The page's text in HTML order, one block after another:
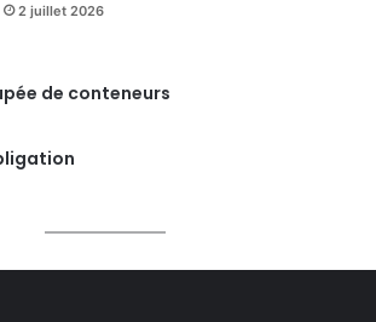
2 juillet 2026
de conteneurs